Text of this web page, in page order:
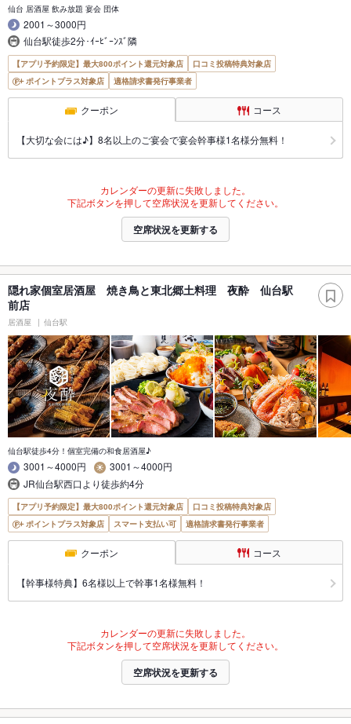
仙台 居酒屋 飲み放題 宴会 団体
2001～3000円
仙台駅徒歩2分･ｲｰﾋﾞｰﾝｽﾞ隣
【アプリ予約限定】最大800ポイント還元対象店
口コミ投稿特典対象店
ポイントプラス対象店
適格請求書発行事業者
クーポン コース
【大切な会には♪】8名以上のご宴会で宴会幹事様1名様分無料！
カレンダーの更新に失敗しました。
下記ボタンを押して空席状況を更新してください。
空席状況を更新する
隠れ家個室居酒屋 焼き鳥と東北郷土料理 夜酔 仙台駅
前店
居酒屋 仙台駅
仙台駅徒歩4分！個室完備の和食居酒屋♪
3001～4000円
3001～4000円
JR仙台駅西口より徒歩約4分
【アプリ予約限定】最大800ポイント還元対象店
口コミ投稿特典対象店
ポイントプラス対象店
スマート支払い可 適格請求書発行事業者
クーポン コース
【幹事様特典】6名様以上で幹事1名様無料！
カレンダーの更新に失敗しました。
下記ボタンを押して空席状況を更新してください。
空席状況を更新する